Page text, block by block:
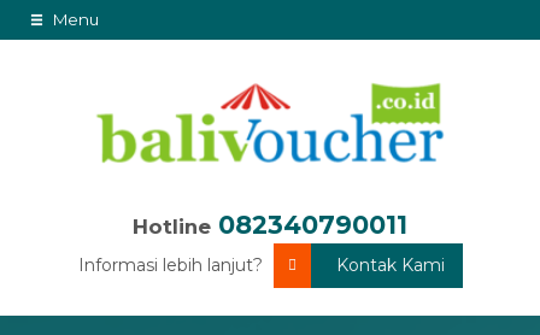
Menu
Hotline 082340790011
Informasi lebih lanjut? Kontak Kami